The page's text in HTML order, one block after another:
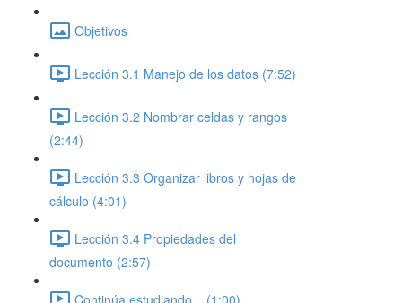
Objetivos
Lección 3.1 Manejo de los datos (7:52)
Lección 3.2 Nombrar celdas y rangos
(2:44)
Lección 3.3 Organizar libros y hojas de
cálculo (4:01)
Lección 3.4 Propiedades del
documento (2:57)
Continúa estudiando... (1:00)